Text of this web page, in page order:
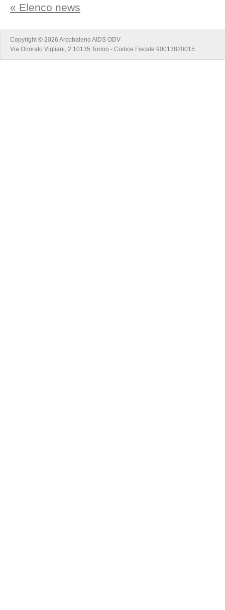
« Elenco news
Copyright © 2026 Arcobaleno AIDS ODV
Via Onorato Vigliani, 2 10135 Torino - Codice Fiscale 90013820015